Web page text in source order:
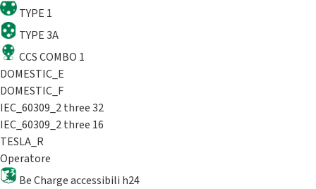
TYPE 1
TYPE 3A
CCS COMBO 1
DOMESTIC_E
DOMESTIC_F
IEC_60309_2 three 32
IEC_60309_2 three 16
TESLA_R
Operatore
Be Charge accessibili h24